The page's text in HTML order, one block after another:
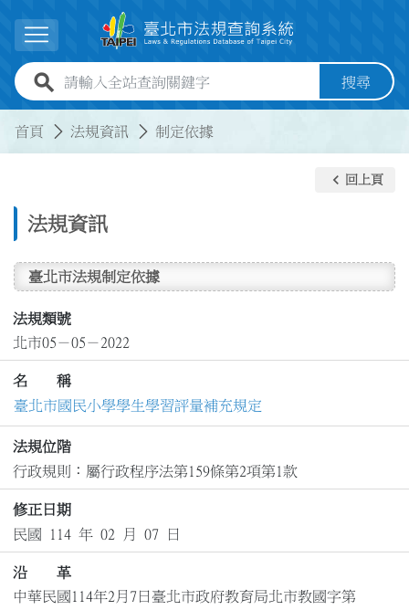
展開選單
全站查詢關鍵字欄位 搜尋
首頁 法規資訊 制定依據
法規資訊
keyboard_arrow_left 回上頁
臺北市法規制定依據
法規類號
北市05－05－2022
名 稱
臺北市國民小學學生學習評量補充規定
法規位階
行政規則：屬行政程序法第159條第2項第1款
修正日期
民國 114 年 02 月 07 日
沿 革
中華民國114年2月7日臺北市政府教育局北市教國字第